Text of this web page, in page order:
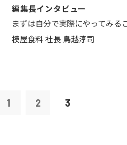
編集長インタビュー
まずは自分で実際にやってみ
模屋食料 社長 鳥越淳司
1 2 3